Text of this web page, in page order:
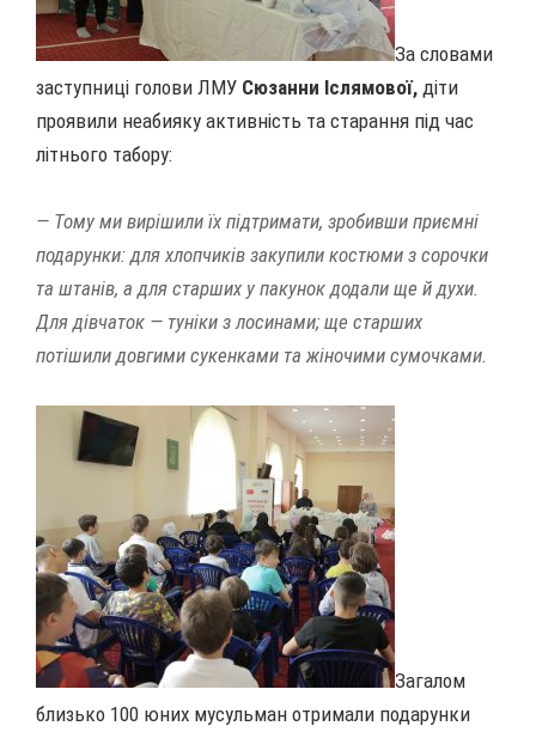
За словами
заступниці голови ЛМУ Сюзанни Іслямової, діти
проявили неабияку активність та старання під час
літнього табору:
— Тому ми вирішили їх підтримати, зробивши приємні
подарунки: для хлопчиків закупили костюми з сорочки
та штанів, а для старших у пакунок додали ще й духи.
Для дівчаток — туніки з лосинами; ще старших
потішили довгими сукенками та жіночими сумочками.
Загалом
близько 100 юних мусульман отримали подарунки